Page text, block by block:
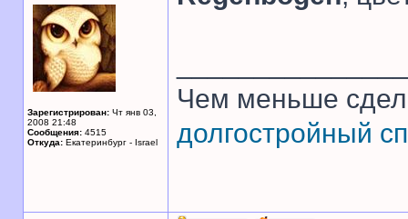
Зарегистрирован: Чт янв 03,
2008 21:48
Сообщения: 4515
Откуда: Екатеринбург - Israel
Чем меньше
долгостройный